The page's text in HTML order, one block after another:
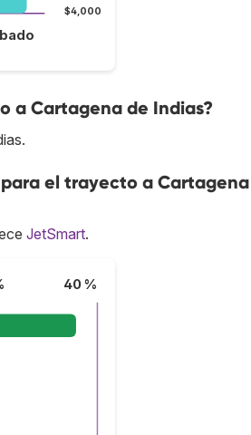
$4,000
a Cartagena de Indias?
el trayecto a
JetSmart.
40 %